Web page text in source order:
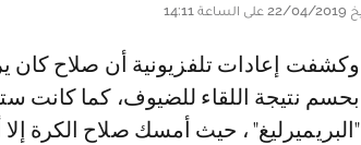
وكشفت إعادات تلفزيونية أن صلاح كان يريد تسديد الركلة، التي كانت كفيلة
بحسم نتيجة اللقاء للضيوف، كما كانت
"البريميرليغ" ، حيث أمسك صلاح الكرة